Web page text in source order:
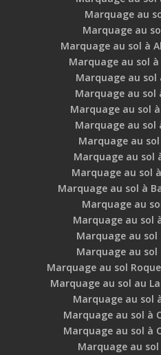
Marquage au
Marquage au
Marquage au sol à
Marquage au sol
Marquage au sol
Marquage au sol
Marquage au sol
Marquage au sol
Marquage au
Marquage au sol
Marquage au sol
Marquage au sol à
Marquage au
Marquage au sol
Marquage au sol
Marquage au sol
Marquage au sol
Marquage au sol au
Marquage au sol
Marquage au sol à
Marquage au sol à
Marquage au sol